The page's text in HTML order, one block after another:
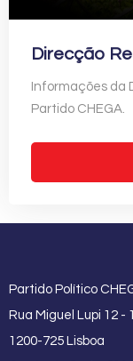
Direcção
Informações da
Partido CHEGA.
Partido Político
Rua Miguel Lupi 12 -
1200-725 Lisboa